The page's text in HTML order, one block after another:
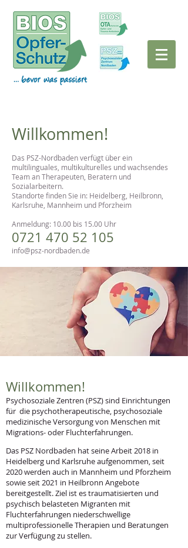
Willkommen!
Das PSZ-Nordbaden verfügt über ein
multilinguales, multikulturelles und wachsendes
Team an Therapeuten, Beratern und
Sozialarbeitern.
Standorte finden Sie in: Heidelberg, Heilbronn,
Karlsruhe, Mannheim und Pforzheim
Anmeldung: 10.00 bis 15.00 Uhr
0721 470 52 105
info@psz-nordbaden.de
Willkommen!
Psychosoziale Zentren (PSZ) sind Einrichtungen
für die psychotherapeutische, psychosoziale
medizinische Versorgung von Menschen mit
Migrations- oder Fluchterfahrungen.
Das PSZ Nordbaden hat seine Arbeit 2018 in
Heidelberg und Karlsruhe aufgenommen, seit
2020 werden auch in Mannheim und Pforzheim
sowie seit 2021 in Heilbronn Angebote
bereitgestellt. Ziel ist es traumatisierten und
psychisch belasteten Migranten mit
Fluchterfahrungen niederschwellige
multiprofessionelle Therapien und Beratungen
zur Verfügung zu stellen.​